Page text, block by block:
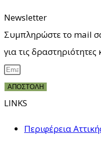
Newsletter
Συμπληρώστε το mail
για τις
ΑΠΟΣΤΟΛΗ
LINKS
Περιφέρεια